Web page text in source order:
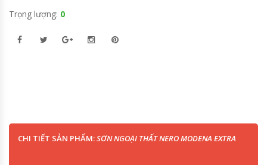
Trọng lượng: 0
CHI TIẾT SẢN PHẨM:SƠN NGOẠI THẤT NERO MODENA EXTRA